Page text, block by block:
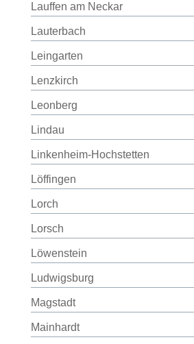
Lauffen am Neckar
Lauterbach
Leingarten
Lenzkirch
Leonberg
Lindau
Linkenheim-Hochstetten
Löffingen
Lorch
Lorsch
Löwenstein
Ludwigsburg
Magstadt
Mainhardt